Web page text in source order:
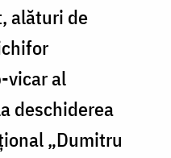
alături de
vicar al
deschiderea
„Dumitru